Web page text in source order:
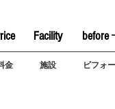
Facility before
金 施設 ビフォ